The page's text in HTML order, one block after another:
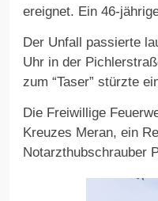
ereignet. Ein 46-
Der Unfall passierte
Uhr in der
zum “Taser” stürzte
Die Freiwillige
Kreuzes Meran, ein
Notarzthubschrauber